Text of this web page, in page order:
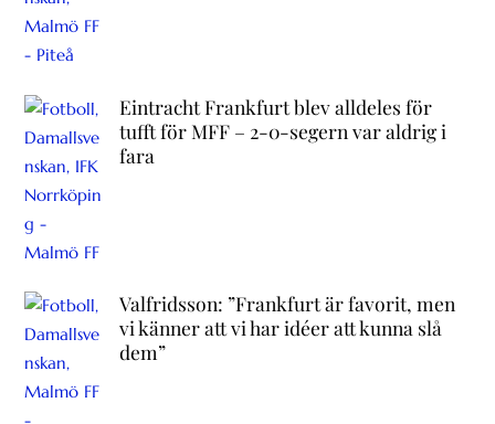
Eintracht Frankfurt blev alldeles för
tufft för MFF – 2-0-segern var aldrig i
fara
Valfridsson: ”Frankfurt är favorit, men
vi känner att vi har idéer att kunna slå
dem”